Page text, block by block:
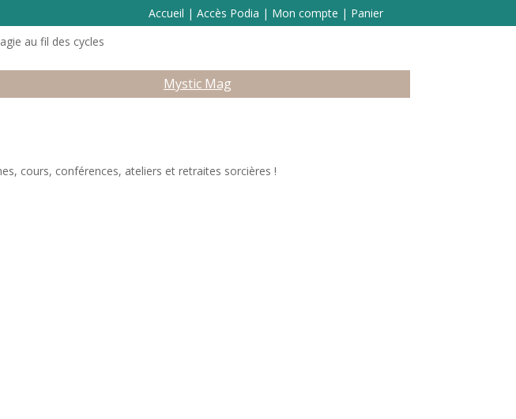
Accueil | Accès Podia | Mon compte | Panier
Mystic Mag
cours, conférences, ateliers et retraites sorcières !